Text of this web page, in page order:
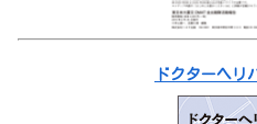
ドクターヘリ